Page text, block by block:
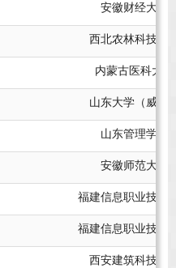
安徽财经大学
西北农林科技大
内蒙古医科大学
山东大学（威海
山东管理学院
安徽师范大学
福建信息职业技术
福建信息职业技术
西安建筑科技大